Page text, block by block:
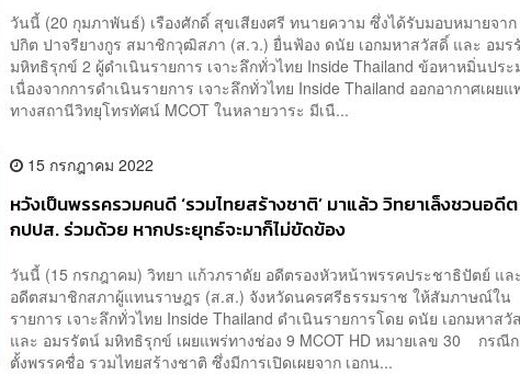
วันนี้ (20 กุมภาพันธ์) เรืองศักดิ์ สุขเสียงศรี ทนายความ ซึ่งได้รับมอบหมายจาก
ปกิต ปาจรียางกูร สมาชิกวุฒิสภา (ส.ว.) ยื่นฟ้อง ดนัย เอกมหาสวัสดิ์ และ อมร
มหิทธิรุกข์ 2 ผู้ดำเนินรายการ เจาะลึกทั่วไทย Inside Thailand ข้อหาหมิ่นประ
เนื่องจากการดำเนินรายการ เจาะลึกทั่วไทย Inside Thailand ออกอากาศเผยแ
ทางสถานีวิทยุโทรทัศน์ MCOT ในหลายวาระ มีเนื...
15 กรกฎาคม 2022
หวังเป็นพรรครวมคนดี ‘รวมไทยสร้างชาติ’ มาแล้ว วิทยาเล็งชวนอดีต
กปปส. ร่วมด้วย หากประยุทธ์จะมาก็ไม่ขัดข้อง
วันนี้ (15 กรกฎาคม) วิทยา แก้วภราดัย อดีตรองหัวหน้าพรรคประชาธิปัตย์ และ
อดีตสมาชิกสภาผู้แทนราษฎร (ส.ส.) จังหวัดนครศรีธรรมราช ให้สัมภาษณ์ใน
รายการ เจาะลึกทั่วไทย Inside Thailand ดำเนินรายการโดย ดนัย เอกมหาสวั
และ อมรรัตน์ มหิทธิรุกข์ เผยแพร่ทางช่อง 9 MCOT HD หมายเลข 30 กรณี
ตั้งพรรคชื่อ รวมไทยสร้างชาติ ซึ่งมีการเปิดเผยจาก เอกน...